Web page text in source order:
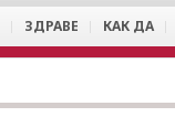
ЗДРАВЕ КАК ДА